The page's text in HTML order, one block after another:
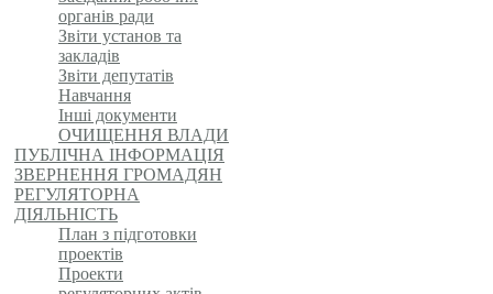
органів ради
Звіти установ та
закладів
Звіти депутатів
Навчання
Інші документи
ОЧИЩЕННЯ ВЛАДИ
ПУБЛІЧНА ІНФОРМАЦІЯ
ЗВЕРНЕННЯ ГРОМАДЯН
РЕГУЛЯТОРНА
ДІЯЛЬНІСТЬ
План з підготовки
проектів
Проекти